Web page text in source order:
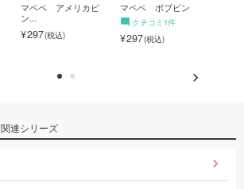
マペペ アメリカピ
ン...
297
マペペ ボブピン
クチコミ1件
297
関連シリーズ